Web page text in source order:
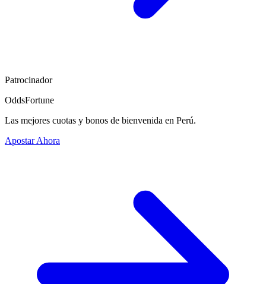
Patrocinador
OddsFortune
Las mejores cuotas y bonos de bienvenida en Perú.
Apostar Ahora